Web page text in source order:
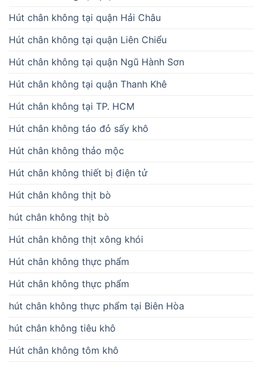
Hút chân không tại quận Hải Châu
Hút chân không tại quận Liên Chiểu
Hút chân không tại quận Ngũ Hành Sơn
Hút chân không tại quận Thanh Khê
Hút chân không tại TP. HCM
Hút chân không táo đỏ sấy khô
Hút chân không thảo mộc
Hút chân không thiết bị điện tử
Hút chân không thịt bò
hút chân không thịt bò
Hút chân không thịt xông khói
Hút chân không thực phẩm
Hút chân không thực phẩm
hút chân không thực phẩm tại Biên Hòa
hút chân không tiêu khô
Hút chân không tôm khô